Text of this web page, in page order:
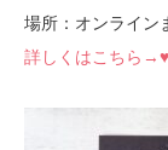
場所：オンライン
詳しくはこちら→♥